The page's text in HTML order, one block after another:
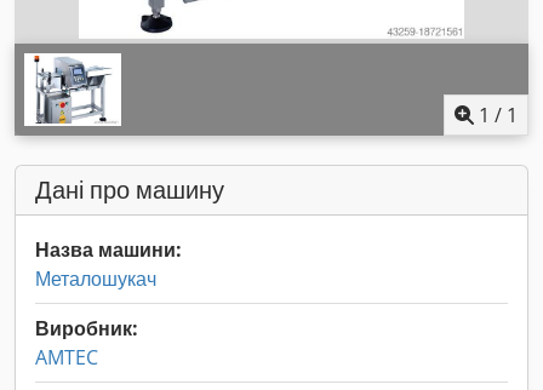
1 / 1
Дані про машину
Назва машини:
Металошукач
Виробник:
AMTEC